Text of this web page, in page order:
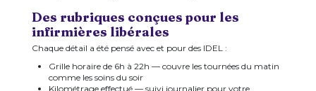
Des rubriques conçues pour les
infirmières libérales
Chaque détail a été pensé avec et pour des IDEL :
Grille horaire de 6h à 22h — couvre les tournées du matin
comme les soins du soir
Kilométrage effectué — suivi journalier pour votre